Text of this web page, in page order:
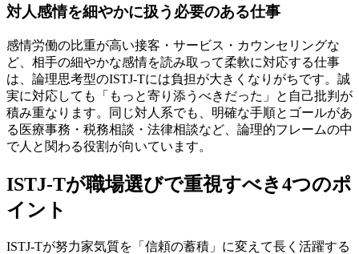
対人感情を細やかに扱う必要のある仕事
感情労働の比重が高い接客・サービス・カウンセリングな
ど、相手の細やかな感情を読み取って柔軟に対応する仕事
は、論理思考型のISTJ-Tには負担が大きくなりがちです。誠
実に対応しても「もっと寄り添うべきだった」と自己批判が
積み重なります。同じ対人系でも、明確な手順とゴールがあ
る医療事務・税務相談・法律相談など、論理的フレームの中
で人と関わる役割が向いています。
ISTJ-Tが職場選びで重視すべき4つのポ
イント
ISTJ-Tが努力家気質を「信頼の蓄積」に変えて長く活躍する